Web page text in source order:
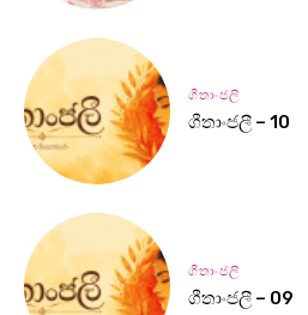
ගීතාංජලී
ගීතාංජලී – 10
ගීතාංජලී
ගීතාංජලී – 09